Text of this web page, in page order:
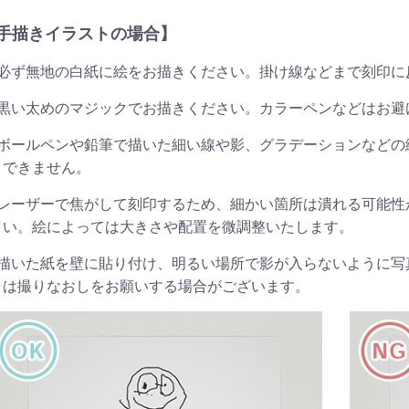
描きイラストの場合】
ず無地の白紙に絵をお描きください。掛け線などまで刻印
い太めのマジックでお描きください。カラーペンなどはお
ールペンや鉛筆で描いた細い線や影、グラデーションなど
できません。
ーザーで焦がして刻印するため、細かい箇所は潰れる可能
い。絵によっては大きさや配置を微調整いたします。
いた紙を壁に貼り付け、明るい場所で影が入らないように
は撮りなおしをお願いする場合がございます。